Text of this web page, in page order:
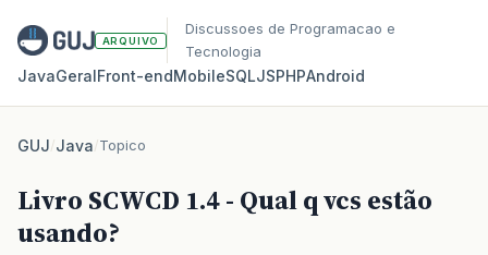
ARQUIVO
Discussoes de Programacao e
Tecnologia
JavaGeralFront‑endMobileSQLJSPHPAndroid
GUJ/Java/Topico
Livro SCWCD 1.4 - Qual q vcs estão
usando?